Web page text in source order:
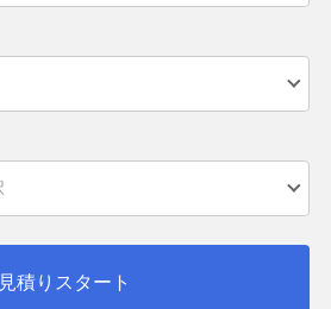
見積りスタート